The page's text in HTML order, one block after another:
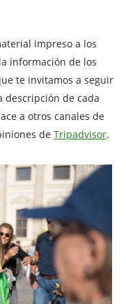
impreso a los
información de los
te invitamos a seguir
descripción de cada
a otros canales de
de Tripadvisor.